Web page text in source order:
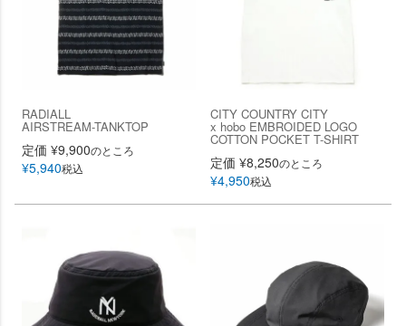
RADIALL
AIRSTREAM-TANKTOP
定価 ¥9,900のところ
¥5,940税込
CITY COUNTRY CITY
x hobo EMBROIDED LOGO
COTTON POCKET T-SHIRT
定価 ¥8,250のところ
¥4,950税込